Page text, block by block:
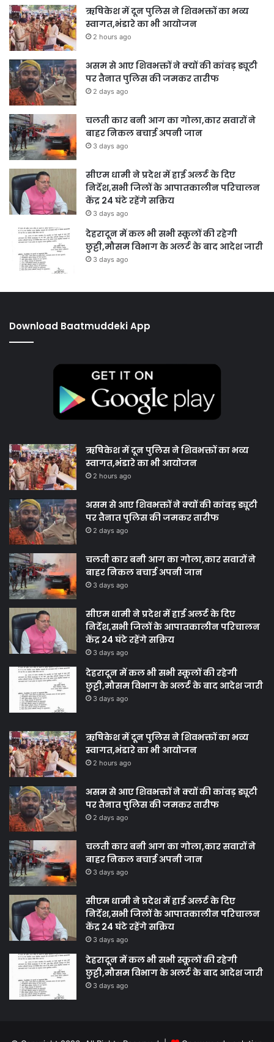
ऋषिकेश में दून पुलिस ने शिवभक्तों का भव्य
स्वागत,भंडारे का भी आयोजन
2 hours ago
असम से आए शिवभक्तों ने क्यों की कांवड़ ड्यूटी
पर तैनात पुलिस की जमकर तारीफ
2 days ago
चलती कार बनी आग का गोला,कार सवारों ने
बाहर निकल बचाई अपनी जान
3 days ago
सीएम धामी ने प्रदेश में हाई अलर्ट के दिए
निर्देश,सभी जिलों के आपातकालीन परिचालन
केंद्र 24 घंटे रहेंगे सक्रिय
3 days ago
देहरादून में कल भी सभी स्कूलों की रहेगी
छुट्टी,मौसम विभाग के अलर्ट के बाद आदेश जारी
3 days ago
Download Baatmuddeki App
ऋषिकेश में दून पुलिस ने शिवभक्तों का भव्य
स्वागत,भंडारे का भी आयोजन
2 hours ago
असम से आए शिवभक्तों ने क्यों की कांवड़ ड्यूटी
पर तैनात पुलिस की जमकर तारीफ
2 days ago
चलती कार बनी आग का गोला,कार सवारों ने
बाहर निकल बचाई अपनी जान
3 days ago
सीएम धामी ने प्रदेश में हाई अलर्ट के दिए
निर्देश,सभी जिलों के आपातकालीन परिचालन
केंद्र 24 घंटे रहेंगे सक्रिय
3 days ago
देहरादून में कल भी सभी स्कूलों की रहेगी
छुट्टी,मौसम विभाग के अलर्ट के बाद आदेश जारी
3 days ago
ऋषिकेश में दून पुलिस ने शिवभक्तों का भव्य
स्वागत,भंडारे का भी आयोजन
2 hours ago
असम से आए शिवभक्तों ने क्यों की कांवड़ ड्यूटी
पर तैनात पुलिस की जमकर तारीफ
2 days ago
चलती कार बनी आग का गोला,कार सवारों ने
बाहर निकल बचाई अपनी जान
3 days ago
सीएम धामी ने प्रदेश में हाई अलर्ट के दिए
निर्देश,सभी जिलों के आपातकालीन परिचालन
केंद्र 24 घंटे रहेंगे सक्रिय
3 days ago
देहरादून में कल भी सभी स्कूलों की रहेगी
छुट्टी,मौसम विभाग के अलर्ट के बाद आदेश जारी
3 days ago